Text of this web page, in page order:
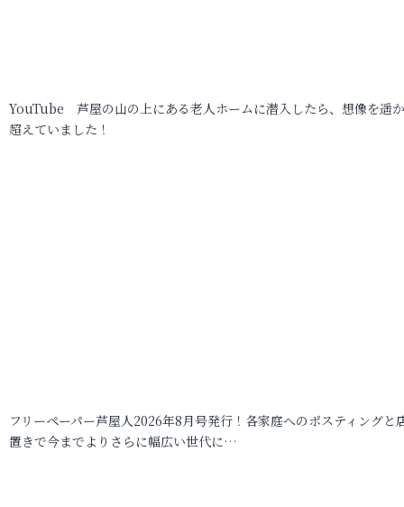
YouTube 芦屋の山の上にある老人ホームに潜入したら、想像を遥
超えていました！
フリーペーパー芦屋人2026年8月号発行！各家庭へのポスティングと
置きで今までよりさらに幅広い世代に…